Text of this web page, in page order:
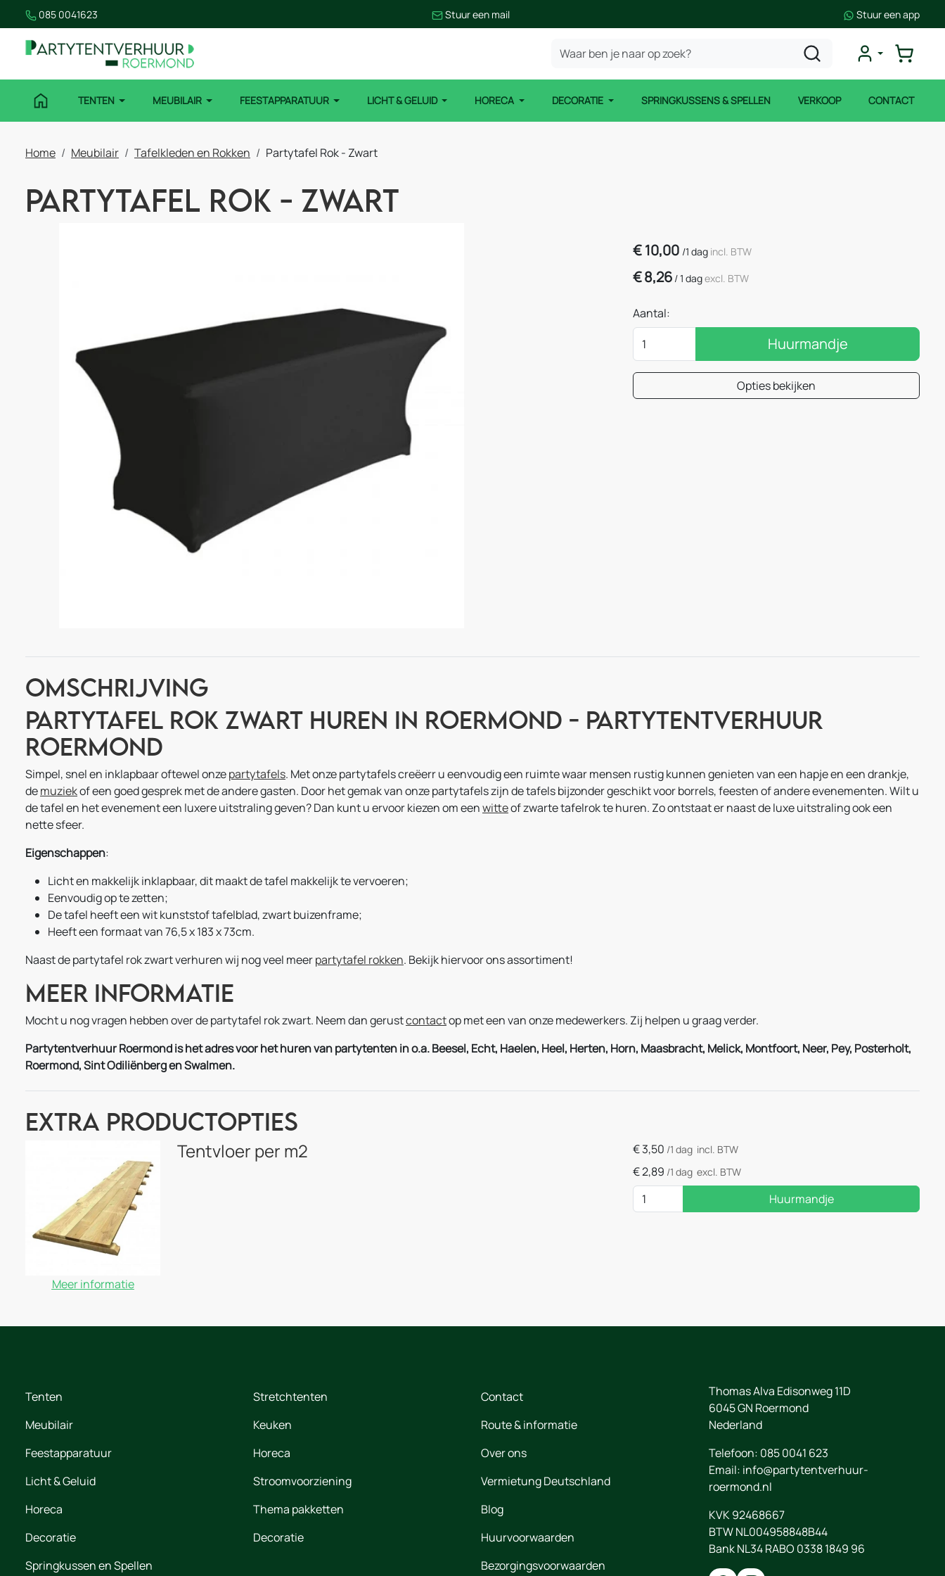
085 0041623 Stuur een mail Stuur een app
TENTEN MEUBILAIR FEESTAPPARATUUR LICHT & GELUID HORECA DECORATIE SPRINGKUSSENS & SPELLEN VERKOOP CONTACT
Home Meubilair Tafelkleden en Rokken Partytafel Rok - Zwart
Partytafel Rok - Zwart
€10,00 /1 dag incl. BTW
€8,26 /1 dagexcl. BTW
Aantal:
Huurmandje
Opties bekijken
Omschrijving
Partytafel rok zwart huren in Roermond - Partytentverhuur
Roermond
Simpel, snel en inklapbaar oftewel onzepartytafels. Met onze partytafels creëerr u eenvoudig een ruimte waar mensen rustig kunnen genieten van een hapje en een drankje,
demuziekof een goed gesprek met de andere gasten. Door het gemak van onze partytafels zijn de tafels bijzonder geschikt voor borrels, feesten of andere evenementen. Wilt u
de tafel en het evenement een luxere uitstraling geven? Dan kunt u ervoor kiezen om eenwitteof zwarte tafelrok te huren. Zo ontstaat er naast de luxe uitstraling ook een
nette sfeer.
Eigenschappen:
Licht en makkelijk inklapbaar, dit maakt de tafel makkelijk te vervoeren;
Eenvoudig op te zetten;
De tafel heeft een wit kunststof tafelblad, zwart buizenframe;
Heeft een formaat van 76,5 x 183 x 73cm.
Naast de partytafel rok zwart verhuren wij nog veel meerpartytafel rokken. Bekijk hiervoor ons assortiment!
Meer informatie
Mocht u nog vragen hebben over de partytafel rok zwart. Neem dan gerustcontactop met een van onze medewerkers. Zij helpen u graag verder.
Partytentverhuur Roermond is het adres voor het huren van partytenten in o.a. Beesel, Echt, Haelen, Heel, Herten, Horn, Maasbracht, Melick, Montfoort, Neer, Pey, Posterholt,
Roermond, Sint Odiliënberg en Swalmen.
Extra Productopties
Meer informatie
€3,50 /1 dag incl. BTW
€2,89 /1 dag excl. BTW
Huurmandje
Tentvloer per m2
Tenten
Meubilair
Feestapparatuur
Licht & Geluid
Horeca
Decoratie
Springkussen en Spellen
Stretchtenten
Keuken
Horeca
Stroomvoorziening
Thema pakketten
Decoratie
Contact
Route & informatie
Over ons
Vermietung Deutschland
Blog
Huurvoorwaarden
Bezorgingsvoorwaarden
Thomas Alva Edisonweg 11D
6045 GN Roermond
Nederland
Telefoon: 085 0041 623
Email: info@partytentverhuur-
roermond.nl
KVK 92468667
BTW NL004958848B44
Bank NL34 RABO 0338 1849 96